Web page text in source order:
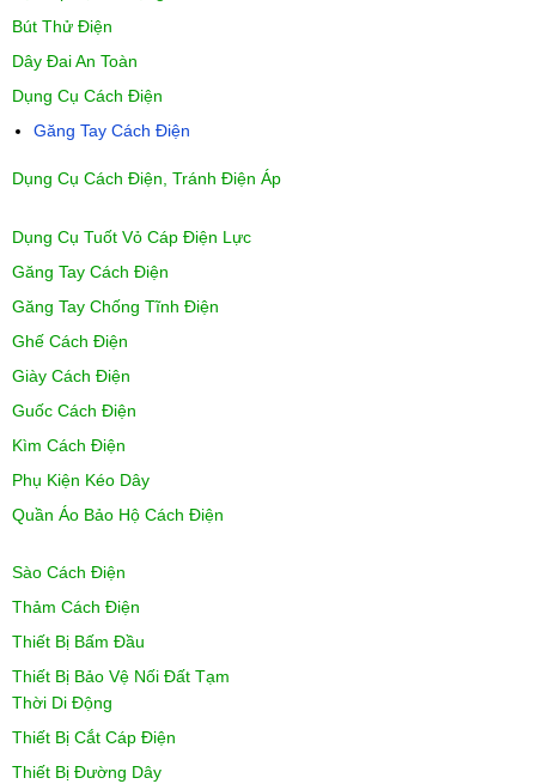
Bút Thử Điện
Dây Đai An Toàn
Dụng Cụ Cách Điện
Găng Tay Cách Điện
Dụng Cụ Cách Điện, Tránh Điện Áp
Dụng Cụ Tuốt Vỏ Cáp Điện Lực
Găng Tay Cách Điện
Găng Tay Chống Tĩnh Điện
Ghế Cách Điện
Giày Cách Điện
Guốc Cách Điện
Kìm Cách Điện
Phụ Kiện Kéo Dây
Quần Áo Bảo Hộ Cách Điện
Sào Cách Điện
Thảm Cách Điện
Thiết Bị Bấm Đầu
Thiết Bị Bảo Vệ Nối Đất Tạm
Thời Di Động
Thiết Bị Cắt Cáp Điện
Thiết Bị Đường Dây